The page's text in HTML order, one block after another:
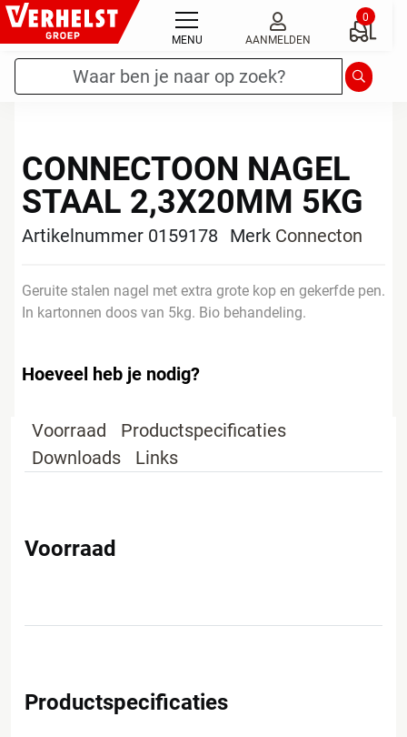
naar
de
inhoud
MENU AANMELDEN
0
Zoekterm* Zoeken
CONNECTOON NAGEL
STAAL 2,3X20MM 5KG
Artikelnummer 0159178 Merk Connecton
Geruite stalen nagel met extra grote kop en gekerfde pen.
In kartonnen doos van 5kg. Bio behandeling.
Hoeveel heb je nodig?
Voorraad
Productspecificaties
Downloads
Links
Voorraad
Productspecificaties